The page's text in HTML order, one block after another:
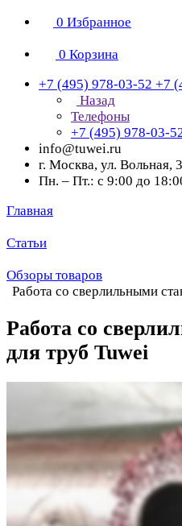
0 Избранное
0 Корзина
+7 (495) 978-03-52 +7
Назад
Телефоны
+7 (495) 978-03-
info@tuwei.ru
г. Москва, ул. Вольная,
Пн. – Пт.: с 9:00 до
Главная
Статьи
Обзоры товаров
Работа со сверлильными
Работа со
для труб Tuwei